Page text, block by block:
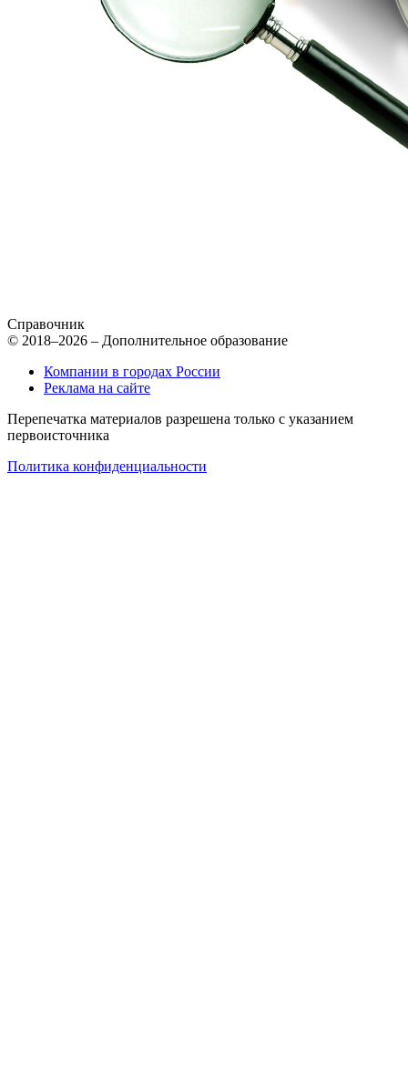
Справочник
© 2018–2026 – Дополнительное образование
Компании в городах России
Реклама на сайте
Перепечатка материалов разрешена только с указанием
первоисточника
Политика конфиденциальности